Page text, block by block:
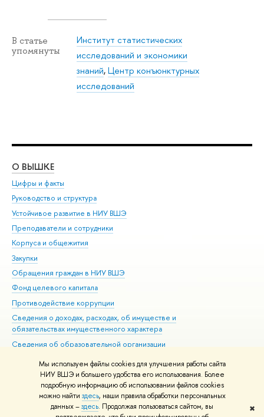
Мы используем файлы cookies для улучшения работы сайта
НИУ ВШЭ и большего удобства его использования. Более
подробную информацию об использовании файлов cookies
можно найти здесь, наши правила обработки персональных
данных –здесь. Продолжая пользоваться сайтом, вы
✖
В статье
упомянуты
Институт статистических
исследований и экономики
знаний,Центр конъюнктурных
исследований
О ВЫШКЕ
Цифры и факты
Руководство и структура
Устойчивое развитие в НИУ ВШЭ
Преподаватели и сотрудники
Корпуса и общежития
Закупки
Обращения граждан в НИУ ВШЭ
Фонд целевого капитала
Противодействие коррупции
Сведения о доходах, расходах, об имуществе и
обязательствах имущественного характера
Сведения об образовательной организации
Людям с ограниченными возможностями здоровья
Единая платежная страница
Работа в Вышке